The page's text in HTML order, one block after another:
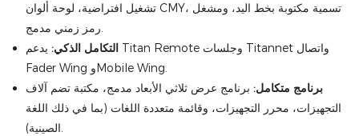
تشغيل افتراضية، لوحة ألوان CMY، تسمية مكتوبة بخط اليد، ومشغل
رمز زمني مدمج.
التكامل الذكي: يدعم Titan Remote وجلسات Titannet واتصال
Fader Wing وMobile Wing.
برنامج متكامل: برنامج عرض ثلاثي الأبعاد مدمج، مكتبة تضم آلاف
التجهيزات، محرر التجهيزات، وقائمة متعددة اللغات (بما في ذلك اللغة
الصينية).